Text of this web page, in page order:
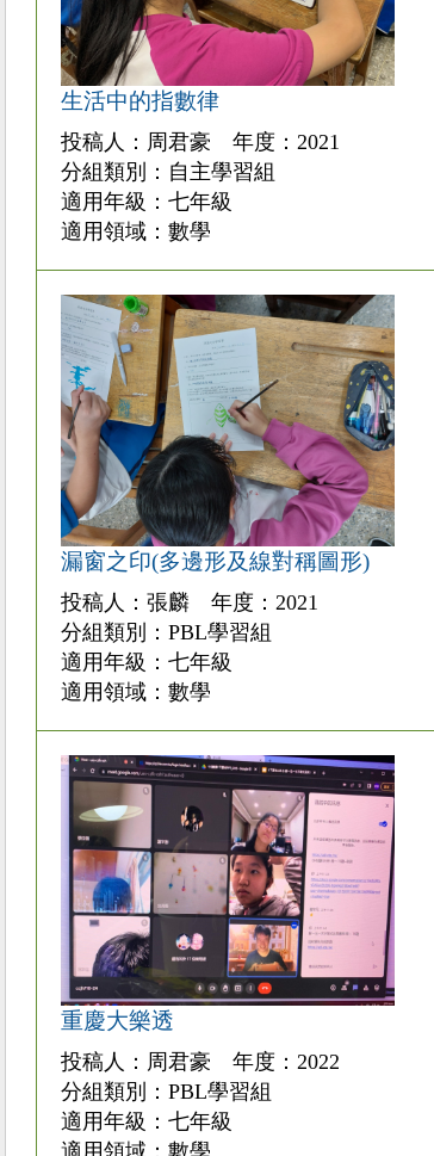
生活中的指數律
投稿人：周君豪 年度：2021
分組類別：自主學習組
適用年級：七年級
適用領域：數學
漏窗之印(多邊形及線對稱圖形)
投稿人：張麟 年度：2021
分組類別：PBL學習組
適用年級：七年級
適用領域：數學
重慶大樂透
投稿人：周君豪 年度：2022
分組類別：PBL學習組
適用年級：七年級